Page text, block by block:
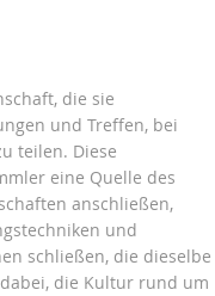
die sie
und Treffen, bei
teilen. Diese
eine Quelle des
anschließen,
und
schließen, die dieselbe
die Kultur rund um